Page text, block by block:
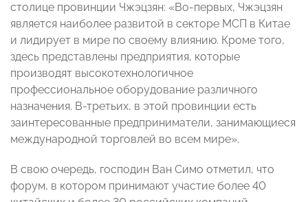
столице провинции Чжэцзян: «Во-первых, Чжэцзян
является наиболее развитой в секторе МСП в Китае
и лидирует в мире по своему влиянию. Кроме того,
здесь представлены предприятия, которые
производят высокотехнологичное
профессиональное оборудование различного
назначения. В-третьих, в этой провинции есть
заинтересованные предприниматели, занимающиеся
международной торговлей во всем мире».
В свою очередь, господин Ван Симо отметил, что
форум, в котором принимают участие более 40